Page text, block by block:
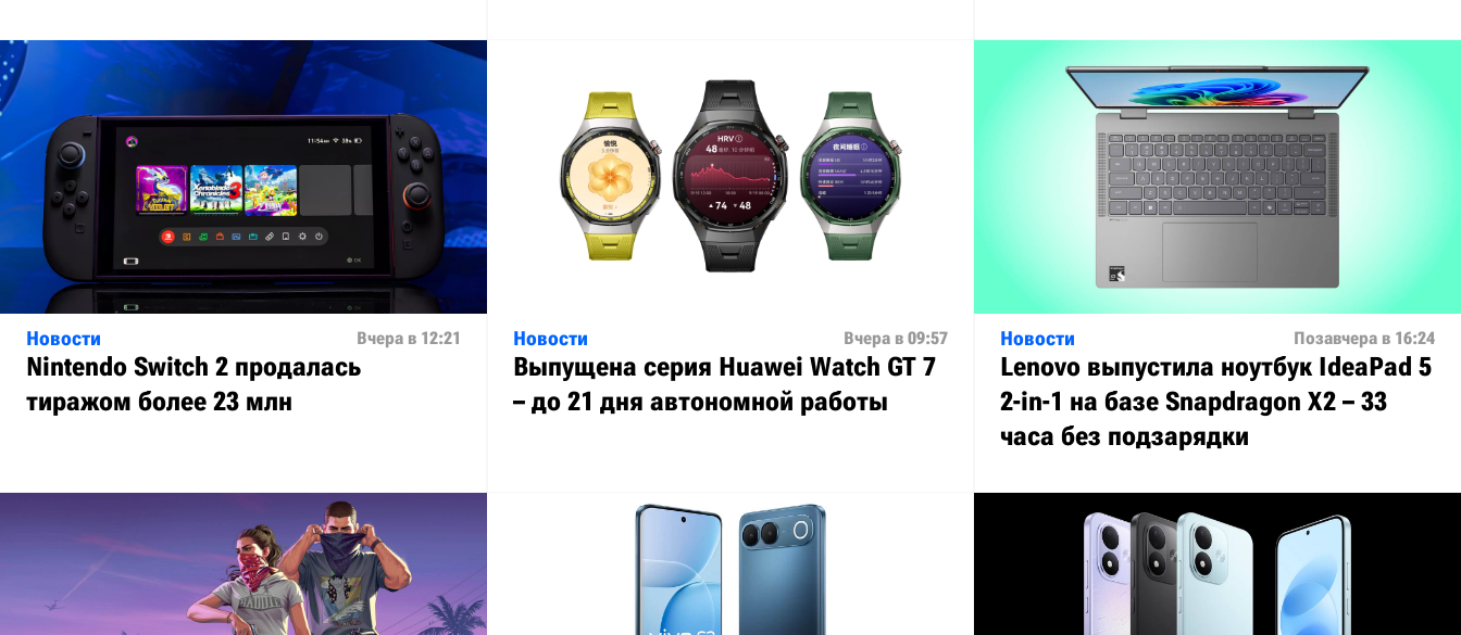
Новости Вчера в 12:21
Nintendo Switch 2 продалась
тиражом более 23 млн
Новости Вчера в 09:57
Выпущена серия Huawei Watch GT 7
– до 21 дня автономной работы
Новости Позавчера в 16:24
Lenovo выпустила ноутбук IdeaPad 5
2-in-1 на базе Snapdragon X2 – 33
часа без подзарядки